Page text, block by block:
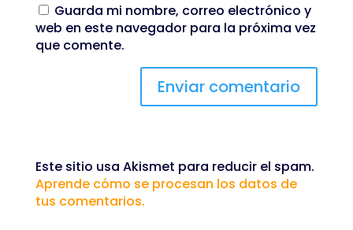
Guarda mi nombre, correo electrónico y
web en este navegador para la próxima vez
que comente.
Este sitio usa Akismet para reducir el spam.
Aprende cómo se procesan los datos de
tus comentarios.